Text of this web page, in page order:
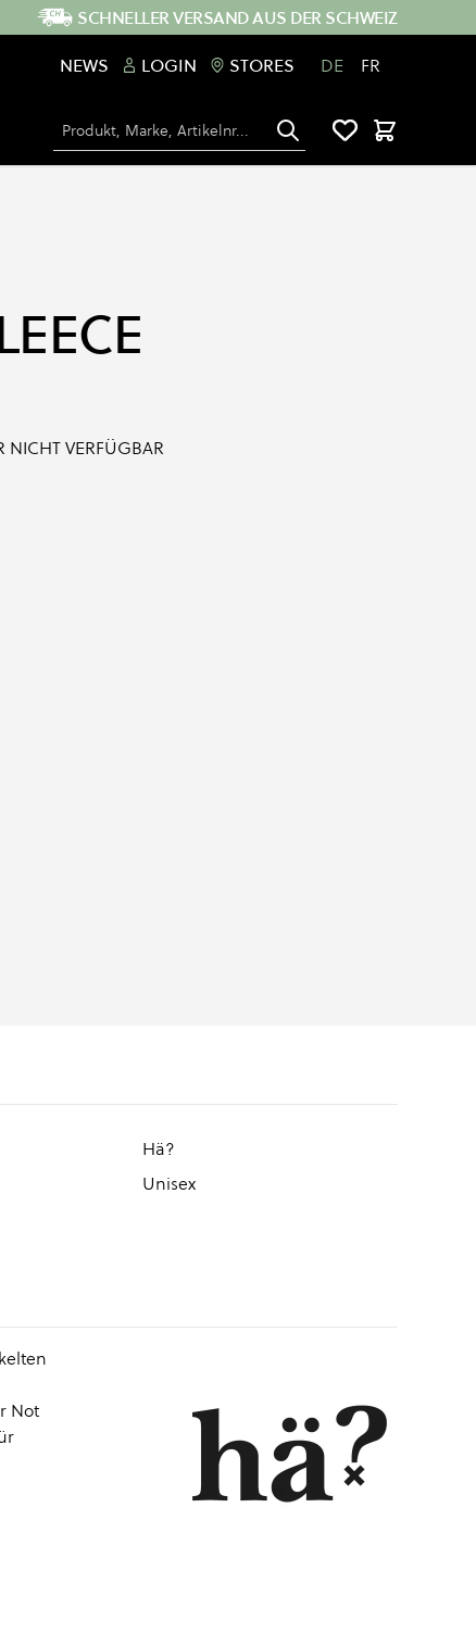
SCHNELLER VERSAND AUS DER SCHWEIZ
NEWS
LOGIN STORES DE FR
Suche Warenkorb
NICHT VERFÜGBAR
Hä?
Unisex
Not